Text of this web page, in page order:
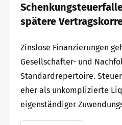
spätere
Zinslose Finanzierungen
Gesellschafter- und
Standardrepertoire.
eher als unkomplizierte
eigenständiger